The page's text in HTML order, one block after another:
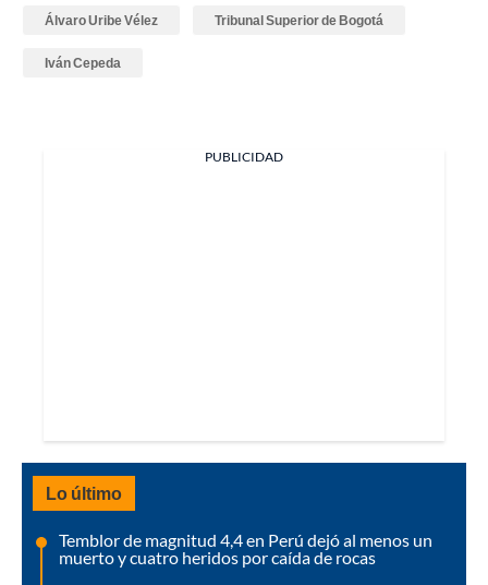
Álvaro Uribe Vélez Tribunal Superior de Bogotá
Iván Cepeda
PUBLICIDAD
Lo último
Temblor de magnitud 4,4 en Perú dejó al menos un
muerto y cuatro heridos por caída de rocas